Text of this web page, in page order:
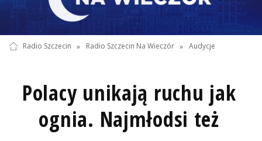
Radio Szczecin » Radio Szczecin Na Wieczór » Audycje
Polacy unikają ruchu jak
ognia. Najmłodsi też